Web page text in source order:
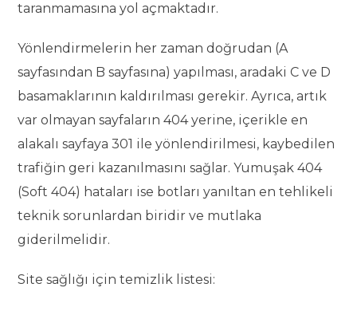
taranmamasına yol açmaktadır.
Yönlendirmelerin her zaman doğrudan (A
sayfasından B sayfasına) yapılması, aradaki C ve D
basamaklarının kaldırılması gerekir. Ayrıca, artık
var olmayan sayfaların 404 yerine, içerikle en
alakalı sayfaya 301 ile yönlendirilmesi, kaybedilen
trafiğin geri kazanılmasını sağlar. Yumuşak 404
(Soft 404) hataları ise botları yanıltan en tehlikeli
teknik sorunlardan biridir ve mutlaka
giderilmelidir.
Site sağlığı için temizlik listesi: